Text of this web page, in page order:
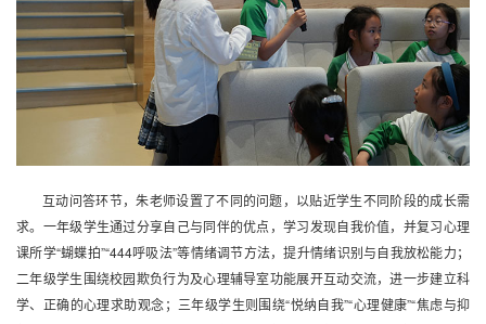
互动问答环节，朱老师设置了不同的问题，以贴近学生不同阶段的成长需
求。一年级学生通过分享自己与同伴的优点，学习发现自我价值，并复习心理
课所学“蝴蝶拍”“444呼吸法”等情绪调节方法，提升情绪识别与自我放松能力；
二年级学生围绕校园欺负行为及心理辅导室功能展开互动交流，进一步建立科
学、正确的心理求助观念；三年级学生则围绕“悦纳自我”“心理健康”“焦虑与抑